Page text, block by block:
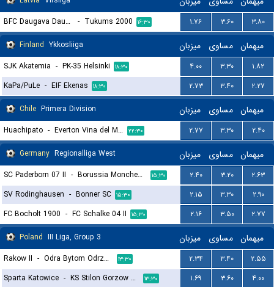
BFC Daugava Daugavpils - Tukums 2000 ۱۶:۳۰ ۱.۷۶ ۳.۶۰
۳.۸۰
Finland Ykkosliiga میزبان مساوی میهمان
SJK Akatemia - PK-35 Helsinki ۱۸:۳۰ ۴.۰۰ ۳.۳۰
۱.۸۲
KaPa/PuLe - EIF Ekenas ۱۸:۳۰ ۲.۷۳ ۳.۴۰
۲.۲۷
Chile Primera Division میزبان مساوی میهمان
Huachipato - Everton Vina del Mar ۲۲:۳۰ ۲.۷۷ ۳.۳۰
۲.۴۰
Germany Regionalliga West میزبان مساوی میهمان
SC Paderborn 07 II - Borussia Monchengladbach II ۱۵:۳۰ ۲.۴۰ ۳.۲۰
۲.۶۳
SV Rodinghausen - Bonner SC ۱۵:۳۰ ۲.۱۵ ۳.۳۰
۲.۹۰
FC Bocholt 1900 - FC Schalke 04 II ۱۵:۳۰ ۲.۱۶ ۳.۵۰
۲.۷۷
Poland III Liga, Group 3 میزبان مساوی میهمان
Rakow II - Odra Bytom Odrzanski ۱۳:۳۰ ۲.۳۴ ۳.۴۰
۲.۵۵
Sparta Katowice - KS Stilon Gorzow Wielkopolski ۱۳:۳۰ ۱.۶۹ ۳.۶۰
۴.۰۰